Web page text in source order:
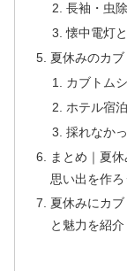
長袖・虫
懐中電灯
夏休みのカ
カブトム
ホテル宿
採れなか
まとめ｜夏
思い出を作ろ
夏休みにカ
と魅力を紹介